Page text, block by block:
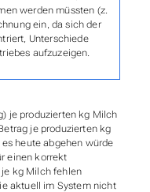
werden müssten (z.
ein, da sich der
Unterschiede
aufzuzeigen.
je produzierten kg Milch
je produzierten kg
heute abgehen würde
einen korrekt
kg Milch fehlen
aktuell im System nicht